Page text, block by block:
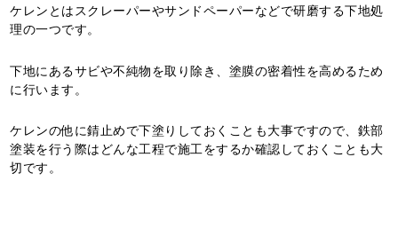
ケレンとはスクレーパーやサンドペーパーなどで研磨する下地処
理の一つです。
下地にあるサビや不純物を取り除き、塗膜の密着性を高めるため
に行います。
ケレンの他に錆止めで下塗りしておくことも大事ですので、鉄部
塗装を行う際はどんな工程で施工をするか確認しておくことも大
切です。